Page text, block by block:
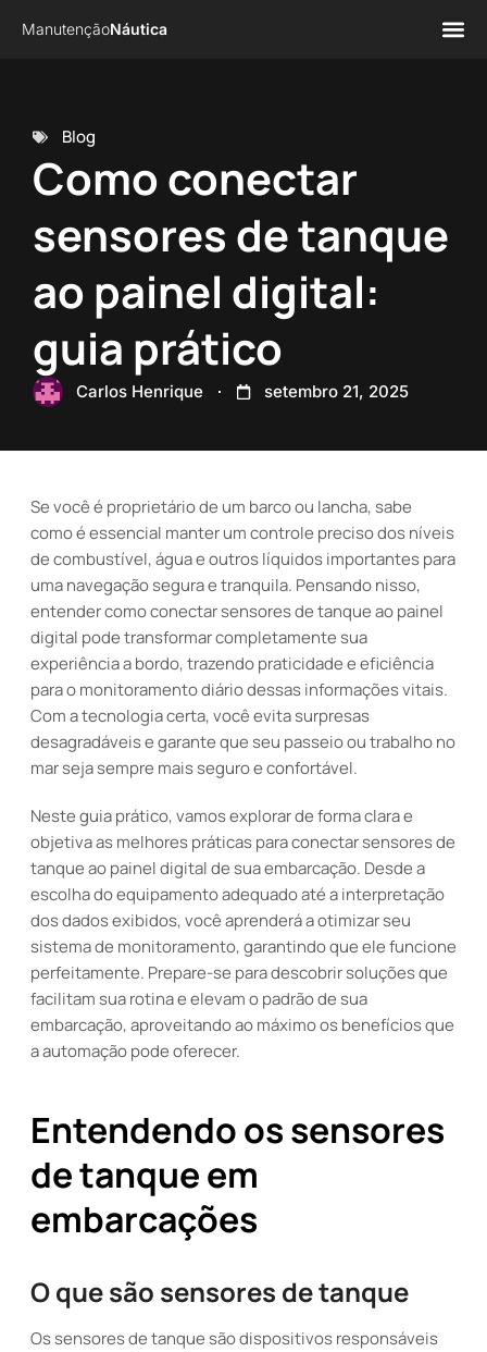
ManutençãoNáutica
Blog
Como conectar
sensores de tanque
ao painel digital:
guia prático
Carlos Henrique setembro 21, 2025
Se você é proprietário de um barco ou lancha, sabe
como é essencial manter um controle preciso dos níveis
de combustível, água e outros líquidos importantes para
uma navegação segura e tranquila. Pensando nisso,
entender como conectar sensores de tanque ao painel
digital pode transformar completamente sua
experiência a bordo, trazendo praticidade e eficiência
para o monitoramento diário dessas informações vitais.
Com a tecnologia certa, você evita surpresas
desagradáveis e garante que seu passeio ou trabalho no
mar seja sempre mais seguro e confortável.
Neste guia prático, vamos explorar de forma clara e
objetiva as melhores práticas para conectar sensores de
tanque ao painel digital de sua embarcação. Desde a
escolha do equipamento adequado até a interpretação
dos dados exibidos, você aprenderá a otimizar seu
sistema de monitoramento, garantindo que ele funcione
perfeitamente. Prepare-se para descobrir soluções que
facilitam sua rotina e elevam o padrão de sua
embarcação, aproveitando ao máximo os benefícios que
a automação pode oferecer.
Entendendo os sensores
de tanque em
embarcações
O que são sensores de tanque
Os sensores de tanque são dispositivos responsáveis